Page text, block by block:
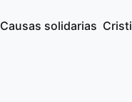
Causas solidarias